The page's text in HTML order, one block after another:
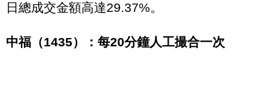
日總成交金額高達29.37%。
中福（1435）：每20分鐘人工撮合一次